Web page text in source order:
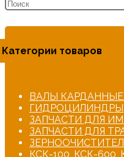
Категории товаров
ВАЛЫ
ГИДРОЦИЛИНДРЫ
ЗАПЧАСТИ ДЛЯ
ЗАПЧАСТИ ДЛЯ
КСК-100, КСК-600,